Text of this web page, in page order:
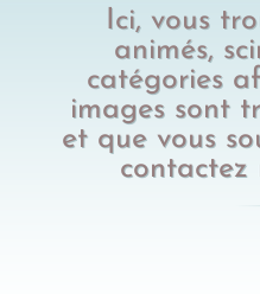
Ici, vous
animés,
catégories
images sont
et que vous
contactez